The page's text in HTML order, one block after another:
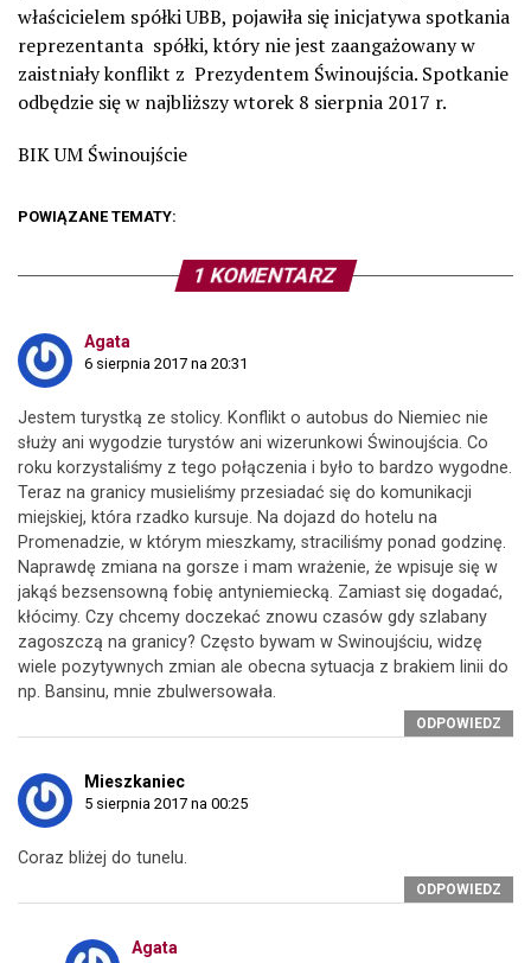
właścicielem spółki UBB, pojawiła się inicjatywa spotkania
reprezentanta spółki, który nie jest zaangażowany w
zaistniały konflikt z Prezydentem Świnoujścia. Spotkanie
odbędzie się w najbliższy wtorek 8 sierpnia 2017 r.
BIK UM Świnoujście
POWIĄZANE TEMATY:
1 KOMENTARZ
Agata
6 sierpnia 2017 na 20:31
Jestem turystką ze stolicy. Konflikt o autobus do Niemiec nie
służy ani wygodzie turystów ani wizerunkowi Świnoujścia. Co
roku korzystaliśmy z tego połączenia i było to bardzo wygodne.
Teraz na granicy musieliśmy przesiadać się do komunikacji
miejskiej, która rzadko kursuje. Na dojazd do hotelu na
Promenadzie, w którym mieszkamy, straciliśmy ponad godzinę.
Naprawdę zmiana na gorsze i mam wrażenie, że wpisuje się w
jakąś bezsensowną fobię antyniemiecką. Zamiast się dogadać,
kłócimy. Czy chcemy doczekać znowu czasów gdy szlabany
zagoszczą na granicy? Często bywam w Swinoujściu, widzę
wiele pozytywnych zmian ale obecna sytuacja z brakiem linii do
np. Bansinu, mnie zbulwersowała.
ODPOWIEDZ
Mieszkaniec
5 sierpnia 2017 na 00:25
Coraz bliżej do tunelu.
ODPOWIEDZ
Agata